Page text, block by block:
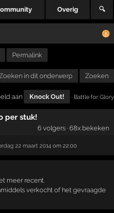
Overig 🔍
Permalink
in dit onderwerp Zoeken
aan Knock Out! · Battle for Glory
per stuk!
6 volgers · 68x bekeken
22 maart 2014 om 22:00
meer recent.
verkocht of het gevraagde